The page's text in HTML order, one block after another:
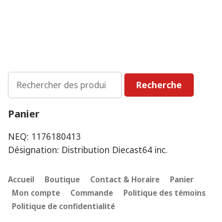
Recherche
Panier
NEQ: 1176180413
Désignation: Distribution Diecast64 inc.
Accueil Boutique Contact & Horaire
Panier
Mon compte
Commande
Politique des témoins
Politique de confidentialité